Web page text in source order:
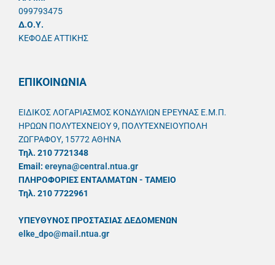
099793475
Δ.Ο.Υ.
ΚΕΦΟΔΕ ΑΤΤΙΚΗΣ
ΕΠΙΚΟΙΝΩΝΙΑ
ΕΙΔΙΚΟΣ ΛΟΓΑΡΙΑΣΜΟΣ ΚΟΝΔΥΛΙΩΝ ΕΡΕΥΝΑΣ Ε.Μ.Π.
ΗΡΩΩΝ ΠΟΛΥΤΕΧΝΕΙΟΥ 9, ΠΟΛΥΤΕΧΝΕΙΟΥΠΟΛΗ
ΖΩΓΡΑΦΟΥ, 15772 ΑΘΗΝΑ
Τηλ. 210 7721348
Email: ereyna@central.ntua.gr
ΠΛΗΡΟΦΟΡΙΕΣ ΕΝΤΑΛΜΑΤΩΝ - ΤΑΜΕΙΟ
Τηλ. 210 7722961
ΥΠΕΥΘYΝΟΣ ΠΡΟΣΤΑΣΙΑΣ ΔΕΔΟΜΕΝΩΝ
elke_dpo@mail.ntua.gr